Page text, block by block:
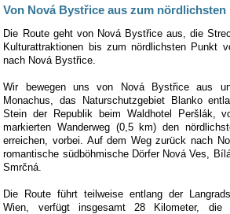
Von Nová Bystřice aus zum
Die Route geht von Nová Bystřice aus, die
Kulturattraktionen bis zum nördlichsten Punkt
nach Nová Bystřice.
Wir bewegen uns von Nová Bystřice aus
Monachus, das Naturschutzgebiet Blanko
Stein der Republik beim Waldhotel Peršlák,
markierten Wanderweg (0,5 km) den
erreichen, vorbei. Auf dem Weg zurück nach
romantische südböhmische Dörfer Nová Ves,
Smrčná.
Die Route führt teilweise entlang der
Wien, verfügt insgesamt 28 Kilometer, die